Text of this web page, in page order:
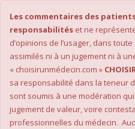
Les commentaires des
responsabilités et ne
d’opinions de l’usager, dans
assimilés ni à un jugement ni à
« choisirunmédecin.com »
sa responsabilité dans la teneur
sont soumis à une modération
jugement de valeur, voire
professionnelles du médecin.